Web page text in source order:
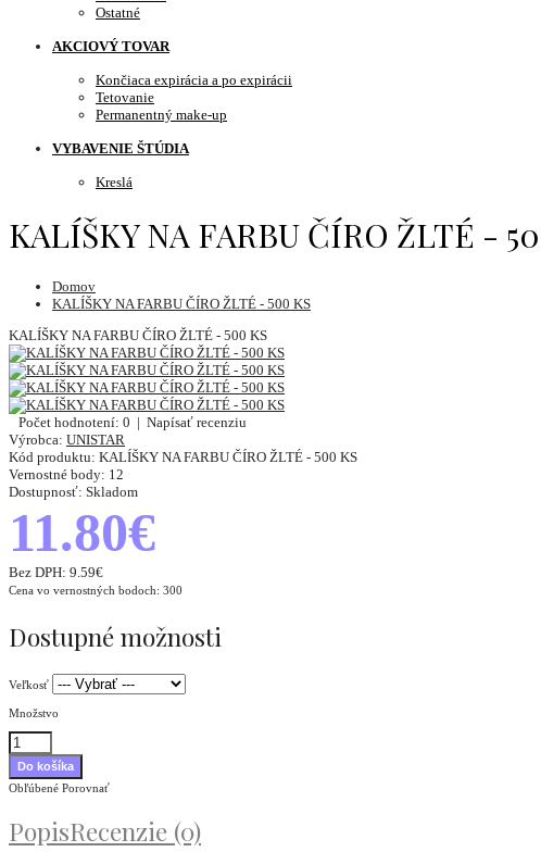
Ostatné
AKCIOVÝ TOVAR
Končiaca expirácia a po expirácii
Tetovanie
Permanentný make-up
VYBAVENIE ŠTÚDIA
Kreslá
KALÍŠKY NA FARBU ČÍRO ŽLTÉ -
Domov
KALÍŠKY NA FARBU ČÍRO ŽLTÉ - 500 KS
KALÍŠKY NA FARBU ČÍRO ŽLTÉ - 500 KS
Počet hodnotení: 0 | Napísať recenziu
Výrobca: UNISTAR
Kód produktu: KALÍŠKY NA FARBU ČÍRO ŽLTÉ - 500 KS
Vernostné body: 12
Dostupnosť: Skladom
11.80€
Bez DPH: 9.59€
Cena vo vernostných bodoch: 300
Dostupné možnosti
Veľkosť
Množstvo
Obľúbené Porovnať
PopisRecenzie (0)